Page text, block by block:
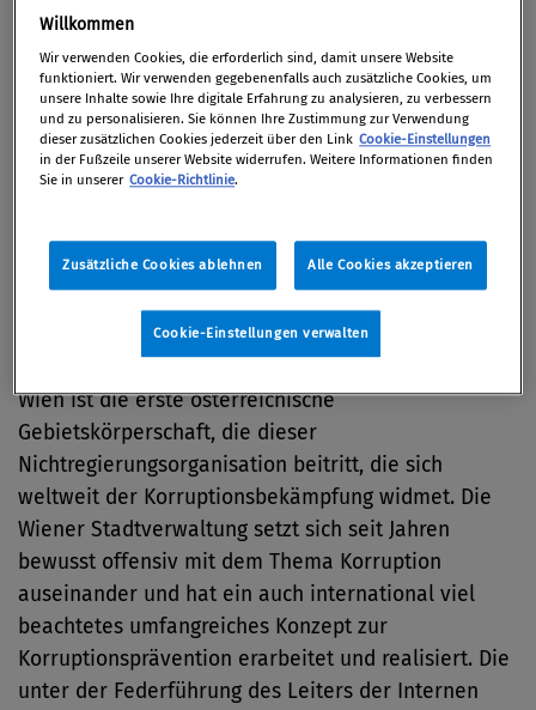
Erich Hechtner, dessen Stellvertreter Wolfgang
Müller sowie der Chef der Internen Revision Paul
Jauernig trafen aus diesem Anlass am Freitag mit
einer Delegation von Transparency International,
mit der Vorstandsvorsitzenden der österreichischen
Sektion Eva Geiblinger an der Spitze, im Wiener
Delegation von Transparency International der
Vizepräsident des Beirats Hubert Sickinger und die
Beiratsmitglieder Andrea Fried undFranz
Wien ist die erste österreichische
Gebietskörperschaft, die dieser
Nichtregierungsorganisation beitritt, die sich
weltweit der Korruptionsbekämpfung widmet. Die
Wiener Stadtverwaltung setzt sich seit Jahren
bewusst offensiv mit dem Thema Korruption
auseinander und hat ein auch international viel
beachtetes umfangreiches Konzept zur
Korruptionsprävention erarbeitet und realisiert. Die
unter der Federführung des Leiters der Internen
Willkommen
Wir verwenden Cookies, die erforderlich sind, damit unsere Website
funktioniert. Wir verwenden gegebenenfalls auch zusätzliche Cookies, um
unsere Inhalte sowie Ihre digitale Erfahrung zu analysieren, zu verbessern
und zu personalisieren. Sie können Ihre Zustimmung zur Verwendung
dieser zusätzlichen Cookies jederzeit über den Link Cookie-Einstellungen
in der Fußzeile unserer Website widerrufen. Weitere Informationen finden
Sie in unserer Cookie-Richtlinie.
Zusätzliche Cookies ablehnen Alle Cookies akzeptieren
Cookie-Einstellungen verwalten